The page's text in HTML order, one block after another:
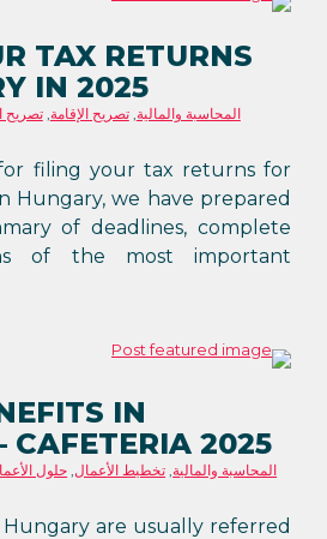
TAX RETURNS
IN 2025
المحاسبة والمالية,تصريح الإقامة,تصريح
filing your tax returns for
Hungary, we have prepared
of deadlines, complete
of the most important
IN
CAFETERIA 2025
المحاسبة والمالية, تخطيط الأعمال, حلول
are usually referred